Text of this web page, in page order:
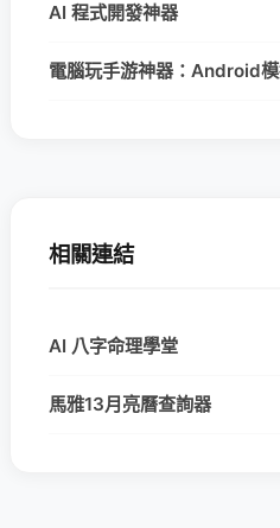
AI 程式開發神器
電腦玩手游神器：Android
相關連結
AI 八字命理學堂
馬雅13月亮曆查詢器